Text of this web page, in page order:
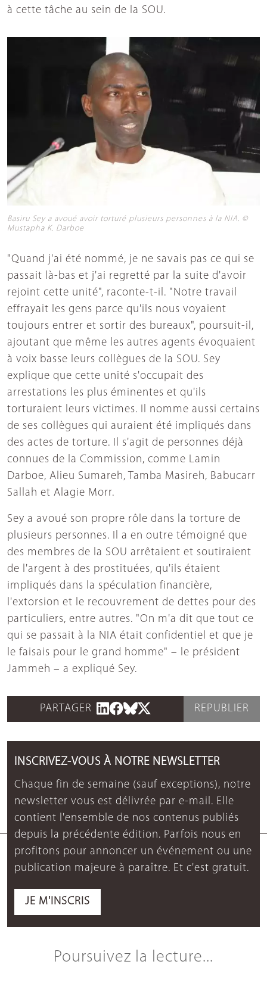
à cette tâche au sein de la SOU.
Basiru Sey a avoué avoir torturé plusieurs personnes à la NIA. ©
Mustapha K. Darboe
"Quand j'ai été nommé, je ne savais pas ce qui se
passait là-bas et j'ai regretté par la suite d'avoir
rejoint cette unité", raconte-t-il. "Notre travail
effrayait les gens parce qu'ils nous voyaient
toujours entrer et sortir des bureaux", poursuit-il,
ajoutant que même les autres agents évoquaient
à voix basse leurs collègues de la SOU. Sey
explique que cette unité s'occupait des
arrestations les plus éminentes et qu'ils
torturaient leurs victimes. Il nomme aussi certains
de ses collègues qui auraient été impliqués dans
des actes de torture. Il s'agit de personnes déjà
connues de la Commission, comme Lamin
Darboe, Alieu Sumareh, Tamba Masireh, Babucarr
Sallah et Alagie Morr.
Sey a avoué son propre rôle dans la torture de
plusieurs personnes. Il a en outre témoigné que
des membres de la SOU arrêtaient et soutiraient
de l'argent à des prostituées, qu'ils étaient
impliqués dans la spéculation financière,
l'extorsion et le recouvrement de dettes pour des
particuliers, entre autres. "On m'a dit que tout ce
qui se passait à la NIA était confidentiel et que je
le faisais pour le grand homme" – le président
Jammeh – a expliqué Sey.
PARTAGER REPUBLIER
INSCRIVEZ-VOUS À NOTRE NEWSLETTER
Chaque fin de semaine (sauf exceptions), notre
newsletter vous est délivrée par e-mail. Elle
contient l'ensemble de nos contenus publiés
depuis la précédente édition. Parfois nous en
profitons pour annoncer un événement ou une
publication majeure à paraître. Et c'est gratuit.
JE M'INSCRIS
Poursuivez la lecture...